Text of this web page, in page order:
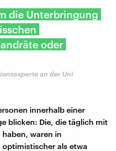
die Unterbringung
oder
an der Uni
innerhalb einer
blicken: Die, die täglich mit
waren in
als etwa